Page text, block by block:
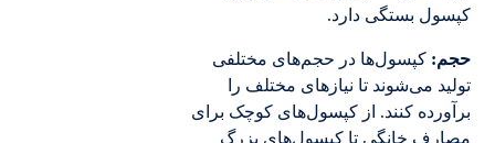
کپسول بستگی دارد.
حجم: کپسول‌ها در حجم‌های مختلفی
تولید می‌شوند تا نیازهای مختلف را
برآورده کنند. از کپسول‌های کوچک برای
مصارف خانگی تا کپسول‌های بزرگ